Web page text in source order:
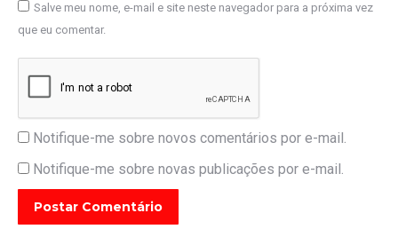
Salve meu nome, e-mail e site neste navegador para a próxima vez
que eu comentar.
Notifique-me sobre novos comentários por e-mail.
Notifique-me sobre novas publicações por e-mail.
Postar Comentário